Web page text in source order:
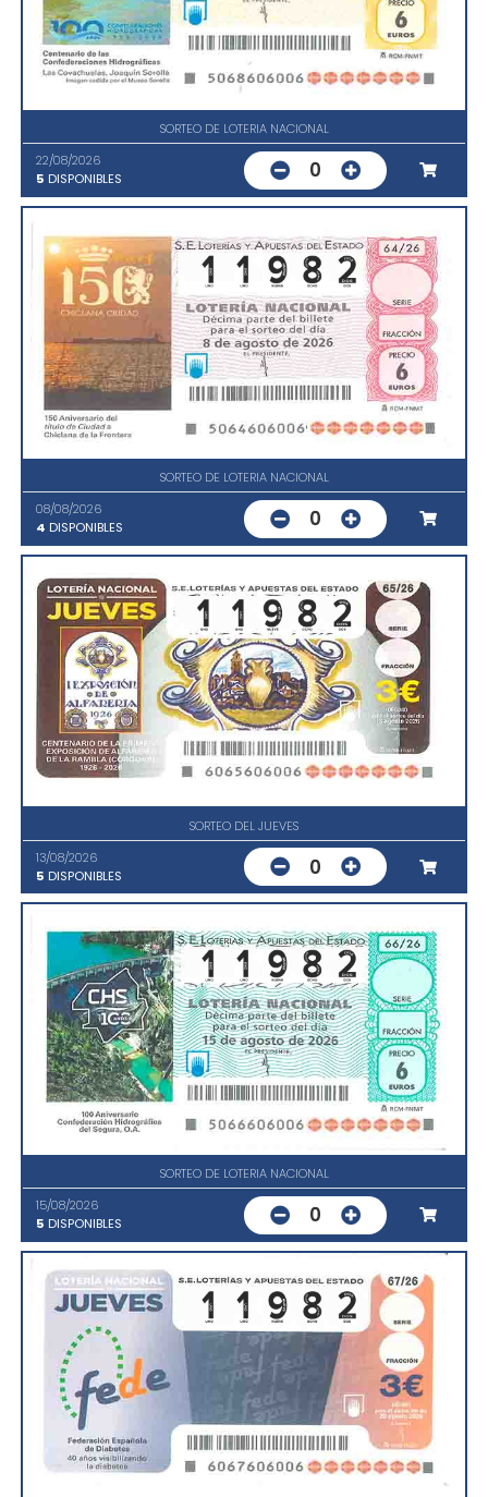
SORTEO DE LOTERIA NACIONAL
22/08/2026
5 DISPONIBLES 0
SORTEO DE LOTERIA NACIONAL
08/08/2026
4 DISPONIBLES 0
SORTEO DEL JUEVES
13/08/2026
5 DISPONIBLES 0
SORTEO DE LOTERIA NACIONAL
15/08/2026
5 DISPONIBLES 0